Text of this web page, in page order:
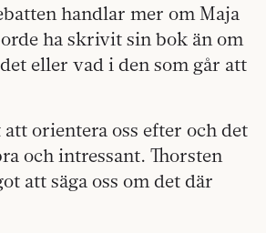
handlar mer om Maja
ha skrivit sin bok än om
eller vad i den som går att
orientera oss efter och det
och intressant. Thorsten
att säga oss om det där